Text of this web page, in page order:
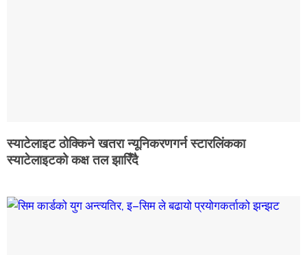
स्याटेलाइट ठोक्किने खतरा न्यूनिकरणगर्न स्टारलिंकका
स्याटेलाइटको कक्ष तल झारिँदै